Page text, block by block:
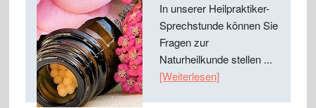
In unserer Heilpraktiker-
Sprechstunde können Sie
Fragen zur
Naturheilkunde stellen ...
[Weiterlesen]